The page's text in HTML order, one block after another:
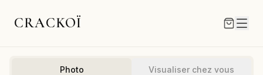
CRACKOÏ
Photo Visualiser chez vous